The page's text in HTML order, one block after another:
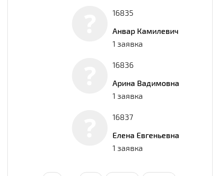
16835
Анвар Камилевич
1 заявка
16836
Арина Вадимовна
1 заявка
16837
Елена Евгеньевна
1 заявка